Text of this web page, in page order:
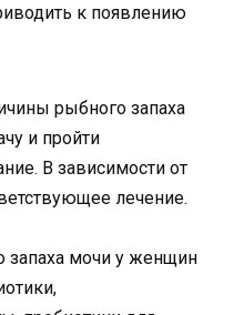
к появлению
рыбного запаха
и пройти
В зависимости от
лечение.
запаха мочи у женщин